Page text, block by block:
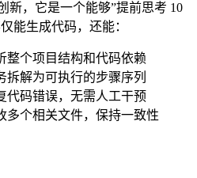
新，它是一个能够”提前思考 10
能生成代码，还能：
整个项目结构和代码依赖
拆解为可执行的步骤序列
代码错误，无需人工干预
多个相关文件，保持一致性